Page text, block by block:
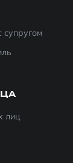
супругом
лиц